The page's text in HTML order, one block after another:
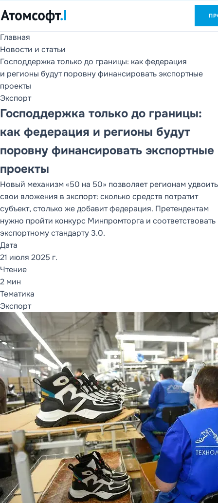
Продукты
Услуги
Внедрение 1С и
DD FLOW
О компании
Партнеры, клиенты,
отзывы и контакты
Статьи
РАЗДЕЛ САЙТА
Продукты
1С и DD FLOW
ОТКРЫТЬ РАЗДЕЛ
СОПРОВОЖДЕНИЕ
Каталог ИТС
Кому нужен 1С:ИТС
Что включает ИТС
Информационная
система
Сервисы 1С:ИТС
FAQ
КОНФИГУРАЦИИ И
РАСКРЫВАЕМЫЕ
СПИСКИ
ФУНКЦИОНАЛЬНЫХ
СТАТЕЙ
1С:Предприятие
8
Главная
Новости и статьи
Господдержка только до границы: как федерация
и регионы будут поровну финансировать экспортные
проекты
Экспорт
Господдержка только до границы:
как федерация и регионы будут
поровну финансировать экспортные
проекты
Новый механизм «50 на 50» позволяет регионам удвоить
свои вложения в экспорт: сколько средств потратит
субъект, столько же добавит федерация. Претендентам
нужно пройти конкурс Минпромторга и соответствовать
экспортному стандарту 3.0.
Дата
21 июля 2025 г.
Чтение
2 мин
Тематика
Экспорт